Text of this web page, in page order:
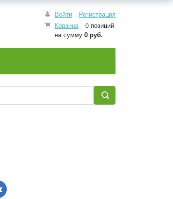
Войти
Регистрация
Корзина
0 позиций
на сумму 0 руб.